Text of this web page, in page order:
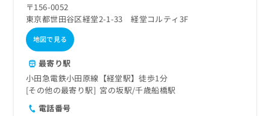
〒156-0052
東京都世田谷区経堂2-1-33 経堂コルティ3F
地図で見る
最寄り駅
小田急電鉄小田原線【経堂駅】徒歩1分
その他の最寄り駅
宮の坂駅 千歳船橋駅
電話番号